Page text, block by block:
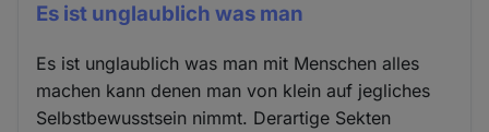
Es ist unglaublich was man
Es ist unglaublich was man mit Menschen alles
machen kann denen man von klein auf jegliches
Selbstbewusstsein nimmt. Derartige Sekten